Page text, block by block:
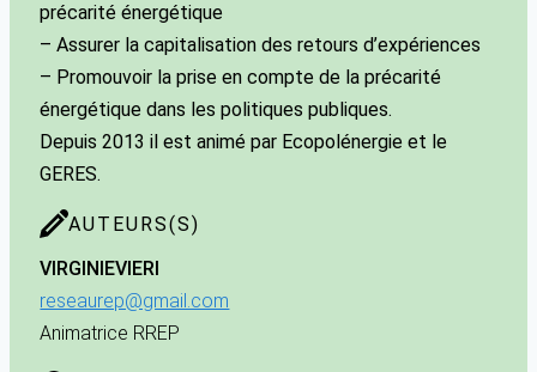
précarité énergétique
– Assurer la capitalisation des retours d’expériences
– Promouvoir la prise en compte de la précarité
énergétique dans les politiques publiques.
Depuis 2013 il est animé par Ecopolénergie et le
GERES.
AUTEURS(S)
VIRGINIEVIERI
reseaurep@gmail.com
Animatrice RREP